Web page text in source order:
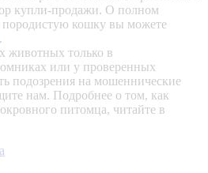
купли-продажи. О полном
породистую кошку вы можете
.
животных только в
или у проверенных
подозрения на мошеннические
нам. Подробнее о том, как
питомца, читайте в